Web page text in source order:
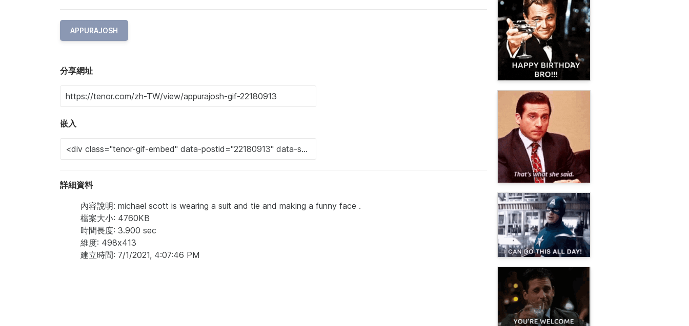
APPURAJOSH
分享網址
嵌入
詳細資料
內容說明: michael scott is wearing a suit and tie and making a funny face .
檔案大小: 4760KB
時間長度: 3.900 sec
維度: 498x413
建立時間: 7/1/2021, 4:07:46 PM